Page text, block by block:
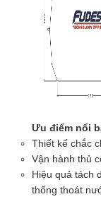
Ưu điểm nổi
Thiết kế chắc
Vận hành thủ
Hiệu quả tách
thống thoát